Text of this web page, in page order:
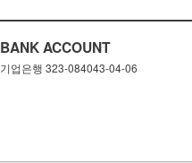
BANK ACCOUNT
기업은행 323-084043-04-06